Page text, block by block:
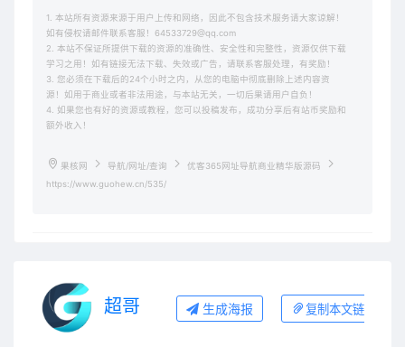
1. 本站所有资源来源于用户上传和网络，因此不包含技术服务请大家谅解！
如有侵权请邮件联系客服！64533729@qq.com
2. 本站不保证所提供下载的资源的准确性、安全性和完整性，资源仅供下载
学习之用！如有链接无法下载、失效或广告，请联系客服处理，有奖励！
3. 您必须在下载后的24个小时之内，从您的电脑中彻底删除上述内容资
源！如用于商业或者非法用途，与本站无关，一切后果请用户自负！
4. 如果您也有好的资源或教程，您可以投稿发布，成功分享后有站币奖励和
额外收入！
果核网 导航/网址/查询
优客365网址导航商业精华版源码
https://www.guohew.cn/535/
超哥 生成海报 复制本文链接